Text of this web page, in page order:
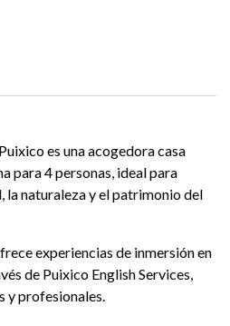
es una acogedora casa
para 4 personas, ideal para
naturaleza y el patrimonio del
experiencias de inmersión en
de Puixico English Services,
y profesionales.